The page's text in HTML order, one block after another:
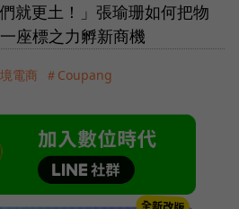
就更土！」張瑜珊如何把物
座標之力孵新商機
電商 ＃Coupang